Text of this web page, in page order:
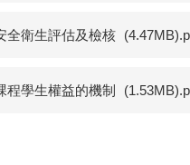
全衛生評估及檢核
程學生權益的機制